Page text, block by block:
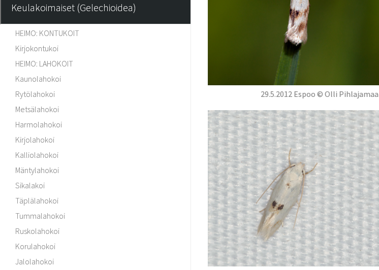
Keulakoimaiset (Gelechioidea)
HEIMO: KONTUKOIT
Kirjokontukoi
HEIMO: LAHOKOIT
Kaunolahokoi
Rytölahokoi
Metsälahokoi
Harmolahokoi
Kirjolahokoi
Kalliolahokoi
Mäntylahokoi
Sikalakoi
Täplälahokoi
Tummalahokoi
Ruskolahokoi
Korulahokoi
Jalolahokoi
29.5.2012 Espoo © Olli Pihlajamaa